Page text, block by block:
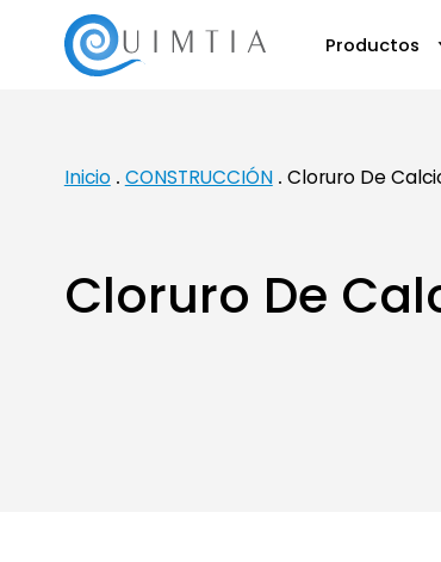
Productos
Inicio
CONSTRUCCIÓN Cloruro De
Cloruro De